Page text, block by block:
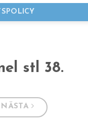
stl 38.